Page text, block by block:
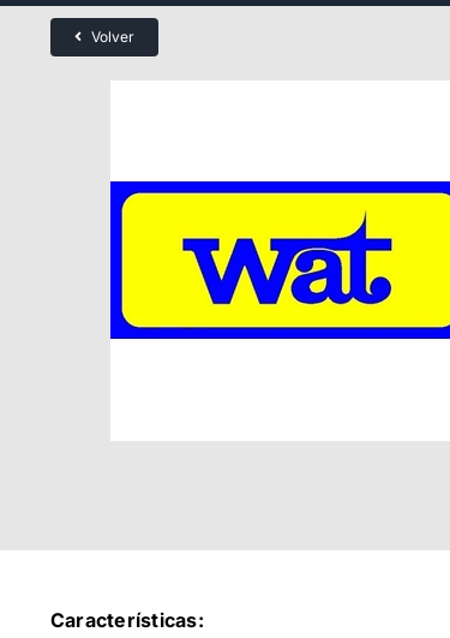
Volver
Características: